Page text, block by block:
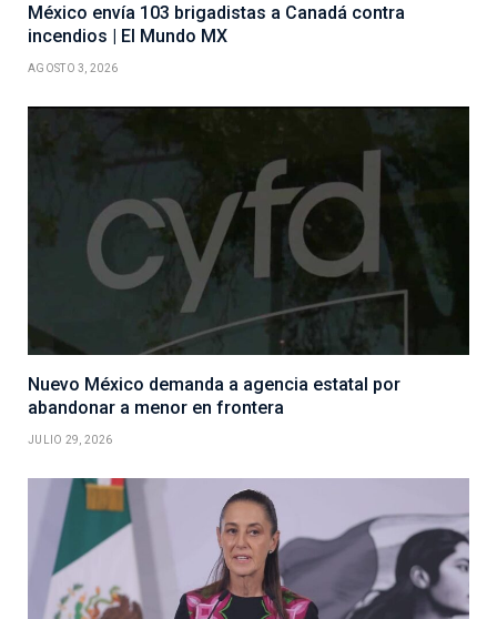
México envía 103 brigadistas a Canadá contra
incendios | El Mundo MX
AGOSTO 3, 2026
Nuevo México demanda a agencia estatal por
abandonar a menor en frontera
JULIO 29, 2026